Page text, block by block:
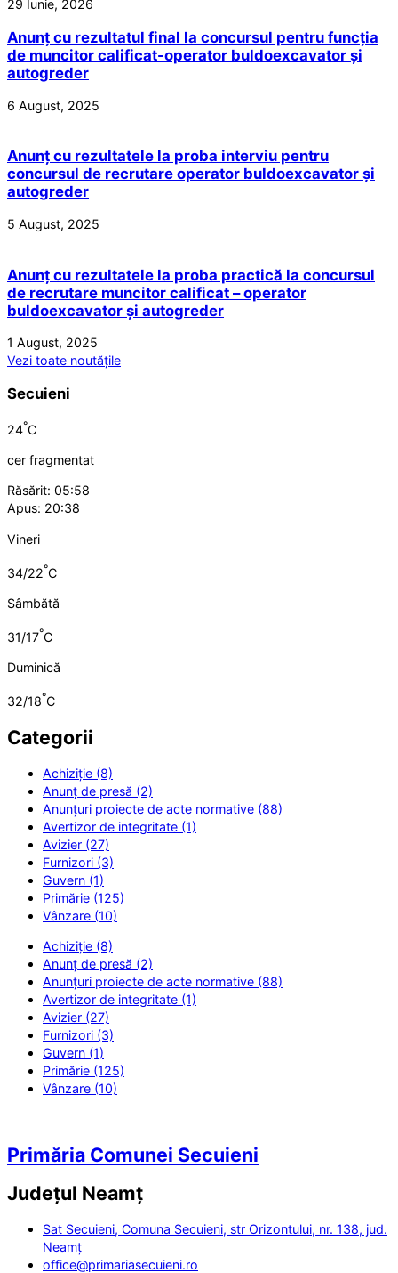
29 Iunie, 2026
Anunț cu rezultatul final la concursul pentru funcția
de muncitor calificat-operator buldoexcavator și
autogreder
6 August, 2025
Anunț cu rezultatele la proba interviu pentru
concursul de recrutare operator buldoexcavator și
autogreder
5 August, 2025
Anunț cu rezultatele la proba practică la concursul
de recrutare muncitor calificat – operator
buldoexcavator și autogreder
1 August, 2025
Vezi toate noutățile
Secuieni
24°C
cer fragmentat
Răsărit: 05:58
Apus: 20:38
Vineri
34/22°C
Sâmbătă
31/17°C
Duminică
32/18°C
Categorii
Achiziție (8)
Anunț de presă (2)
Anunțuri proiecte de acte normative (88)
Avertizor de integritate (1)
Avizier (27)
Furnizori (3)
Guvern (1)
Primărie (125)
Vânzare (10)
Achiziție (8)
Anunț de presă (2)
Anunțuri proiecte de acte normative (88)
Avertizor de integritate (1)
Avizier (27)
Furnizori (3)
Guvern (1)
Primărie (125)
Vânzare (10)
Primăria Comunei Secuieni
Județul Neamț
Sat Secuieni, Comuna Secuieni, str Orizontului, nr. 138, jud.
Neamț
office@primariasecuieni.ro